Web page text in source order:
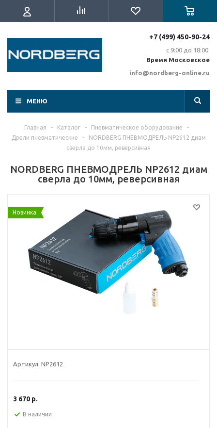
+7 (499) 450-90-24
с 9:00 до 18:00
Время Московское
info@nordberg-online.ru
МЕНЮ
Главная - Каталог - Пневматическое оборудование
-
Дрели пневматические
-
NORDBERG ПНЕВМОДРЕЛЬ NP2612 диам
сверла до 10мм, реверсивная
NORDBERG ПНЕВМОДРЕЛЬ NP2612 диам
сверла до 10мм, реверсивная
Новинка
Артикул: NP2612
3 670 р.
В наличии